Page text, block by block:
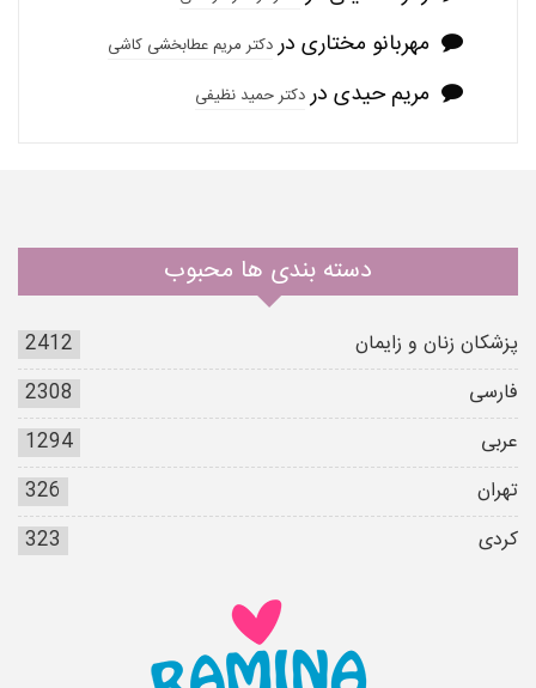
مهربانو مختاری دردکتر مریم عطابخشی کاشی
مریم حیدی دردکتر حمید نظیفی
دسته بندی ها محبوب
پزشکان زنان و زایمان
2412
فارسی
2308
عربی
1294
تهران
326
کردی
323